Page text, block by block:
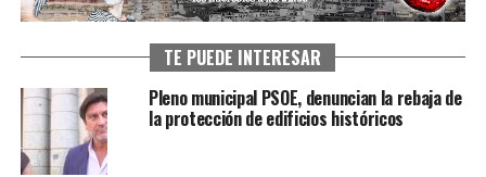
TE PUEDE INTERESAR
Pleno municipal PSOE, denuncian la rebaja de
la protección de edificios históricos